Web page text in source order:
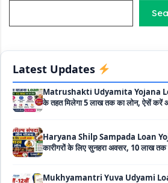
Latest Updates
Labour House Construction
Matrushakti Udyamita Yojana
के तहत मिलेगा 5 लाख तक का लोन, ऐसें करें
Haryana Shilp Sampada Loan
Mukhyamantri Yuva Udyami